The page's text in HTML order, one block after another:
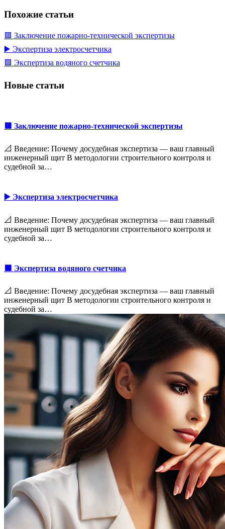
Похожие статьи
🟥 Заключение пожарно-технической экспертизы
▶️ Экспертиза электросчетчика
🟩 Экспертиза водяного счетчика
Новые статьи
🟥 Заключение пожарно-технической экспертизы
📐 Введение: Почему досудебная экспертиза — ваш главный
инженерный щит В методологии строительного контроля и
судебной за…
▶️ Экспертиза электросчетчика
📐 Введение: Почему досудебная экспертиза — ваш главный
инженерный щит В методологии строительного контроля и
судебной за…
🟩 Экспертиза водяного счетчика
📐 Введение: Почему досудебная экспертиза — ваш главный
инженерный щит В методологии строительного контроля и
судебной за…